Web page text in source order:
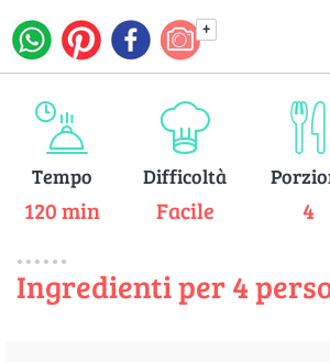
+
Tempo
120 min
Difficoltà
Facile 4
Ingredienti per 4